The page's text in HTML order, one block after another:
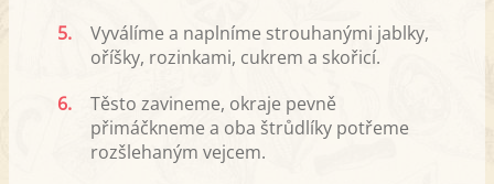
5.
Vyválíme a naplníme strouhanými jablky,
oříšky, rozinkami, cukrem a skořicí.
6.
Těsto zavineme, okraje pevně
přimáčkneme a oba štrůdlíky potřeme
rozšlehaným vejcem.